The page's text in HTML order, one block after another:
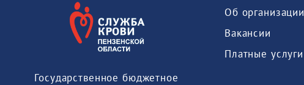
Государственное бюджетное
Об организации
Вакансии
Платные услуги